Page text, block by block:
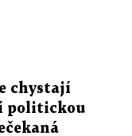
chystají
politickou